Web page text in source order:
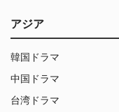
アジア
韓国ドラマ
中国ドラマ
台湾ドラマ